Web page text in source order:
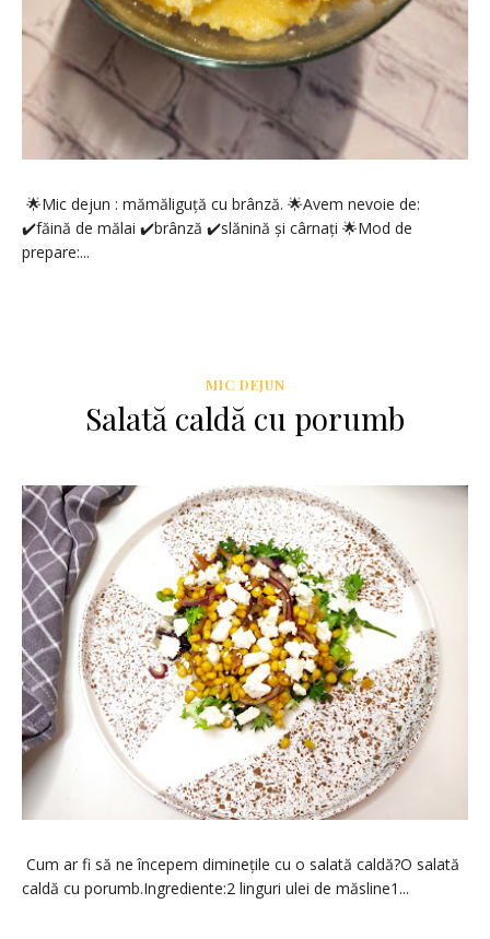
🌟Mic dejun : mămăliguță cu brânză. 🌟Avem nevoie de:
✔️făină de mălai ✔️brânză ✔️slănină și cârnați 🌟Mod de
prepare:...
MIC DEJUN
Salată caldă cu porumb
Cum ar fi să ne începem diminețile cu o salată caldă?O salată
caldă cu porumb.Ingrediente:2 linguri ulei de măsline1...